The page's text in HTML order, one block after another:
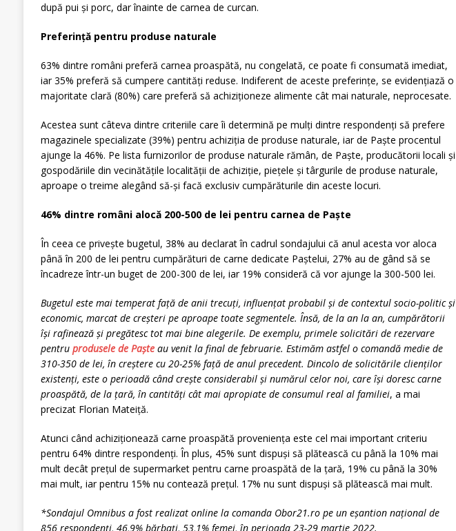
după pui și porc, dar înainte de carnea de curcan.
Preferință pentru produse naturale
63% dintre români preferă carnea proaspătă, nu congelată, ce poate fi consumată imediat,
iar 35% preferă să cumpere cantități reduse. Indiferent de aceste preferințe, se evidențiază o
majoritate clară (80%) care preferă să achiziționeze alimente cât mai naturale, neprocesate.
Acestea sunt câteva dintre criteriile care îi determină pe mulți dintre respondenți să prefere
magazinele specializate (39%) pentru achiziția de produse naturale, iar de Paște procentul
ajunge la 46%. Pe lista furnizorilor de produse naturale rămân, de Paște, producătorii locali și
gospodăriile din vecinătățile localității de achiziție, piețele și târgurile de produse naturale,
aproape o treime alegând să-și facă exclusiv cumpărăturile din aceste locuri.
46% dintre români alocă 200-500 de lei pentru carnea de Paște
În ceea ce privește bugetul, 38% au declarat în cadrul sondajului că anul acesta vor aloca
până în 200 de lei pentru cumpărături de carne dedicate Paștelui, 27% au de gând să se
încadreze într-un buget de 200-300 de lei, iar 19% consideră că vor ajunge la 300-500 lei.
Bugetul este mai temperat față de anii trecuți, influențat probabil și de contextul socio-politic și
economic, marcat de creșteri pe aproape toate segmentele. Însă, de la an la an, cumpărătorii
își rafinează și pregătesc tot mai bine alegerile. De exemplu, primele solicitări de rezervare
pentru produsele de Pașteau venit la final de februarie. Estimăm astfel o comandă medie de
310-350 de lei, în creștere cu 20-25% față de anul precedent. Dincolo de solicitările clienților
existenți, este o perioadă când crește considerabil și numărul celor noi, care își doresc carne
proaspătă, de la țară, în cantități cât mai apropiate de consumul real al familiei, a mai
precizat Florian Mateiță.
Atunci când achiziționează carne proaspătă proveniența este cel mai important criteriu
pentru 64% dintre respondenți. În plus, 45% sunt dispuși să plătească cu până la 10% mai
mult decât prețul de supermarket pentru carne proaspătă de la țară, 19% cu până la 30%
mai mult, iar pentru 15% nu contează prețul. 17% nu sunt dispuși să plătească mai mult.
*Sondajul Omnibus a fost realizat online la comanda Obor21.ro pe un eșantion național de
856 respondenți, 46,9% bărbați, 53,1% femei, în perioada 23-29 martie 2022.